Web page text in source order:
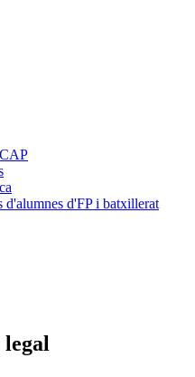
d'alumnes d'FP i batxillerat